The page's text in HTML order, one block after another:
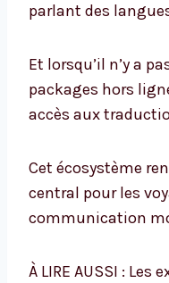
parlant des
Et lorsqu’il n’y a
packages hors
accès aux
Cet écosystème
central pour les
communication
À LIRE AUSSI :